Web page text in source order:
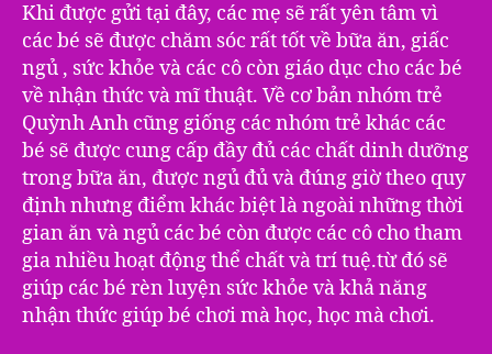
Khi được gửi tại đây, các mẹ sẽ rất yên tâm vì
các bé sẽ được chăm sóc rất tốt về bữa ăn, giấc
ngủ , sức khỏe và các cô còn giáo dục cho các bé
về nhận thức và mĩ thuật. Về cơ bản nhóm trẻ
Quỳnh Anh cũng giống các nhóm trẻ khác các
bé sẽ được cung cấp đầy đủ các chất dinh dưỡng
trong bữa ăn, được ngủ đủ và đúng giờ theo quy
định nhưng điểm khác biệt là ngoài những thời
gian ăn và ngủ các bé còn được các cô cho tham
gia nhiều hoạt động thể chất và trí tuệ.từ đó sẽ
giúp các bé rèn luyện sức khỏe và khả năng
nhận thức giúp bé chơi mà học, học mà chơi.